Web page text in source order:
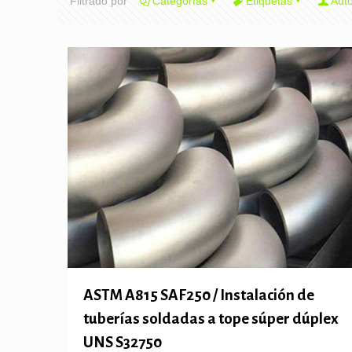
ASTM A815 SAF250 / Instalación de
tuberías soldadas a tope súper dúplex
UNS S32750